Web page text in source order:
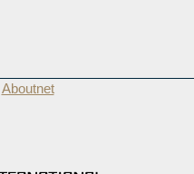
Aboutnet